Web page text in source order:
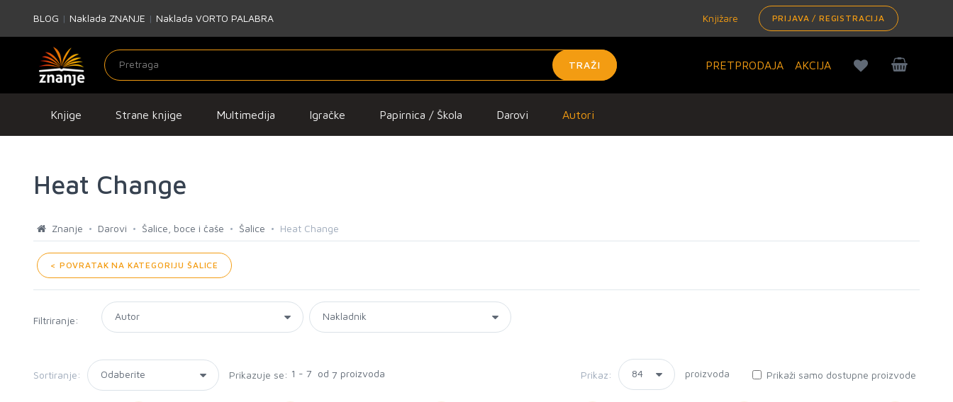
BLOG | Naklada ZNANJE | Naklada VORTO PALABRA Knjižare PRIJAVA / REGISTRACIJA
TRAŽI PRETPRODAJA AKCIJA
Knjige Strane knjige Multimedija Igračke Papirnica / Škola Darovi Autori
Heat Change
Znanje Darovi Šalice, boce i čaše Šalice Heat Change
< POVRATAK NA KATEGORIJU ŠALICE
Filtriranje:
Sortiranje: Prikazuje se: 1 - 7 od 7 proizvoda Prikaz: proizvoda Prikaži samo dostupne proizvode